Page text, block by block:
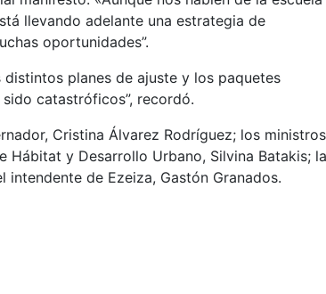
llevando adelante una estrategia de
oportunidades”.
planes de ajuste y los paquetes
catastróficos”, recordó.
Cristina Álvarez Rodríguez; los
Hábitat y Desarrollo Urbano, Silvina Batakis; la
de Ezeiza, Gastón Granados.